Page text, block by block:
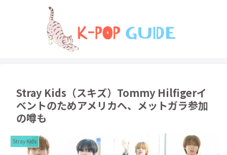
Stray Kids（スキズ）Tommy Hilfigerイ
ベントのためアメリカへ、メットガラ参加
の噂も
Stray Kids